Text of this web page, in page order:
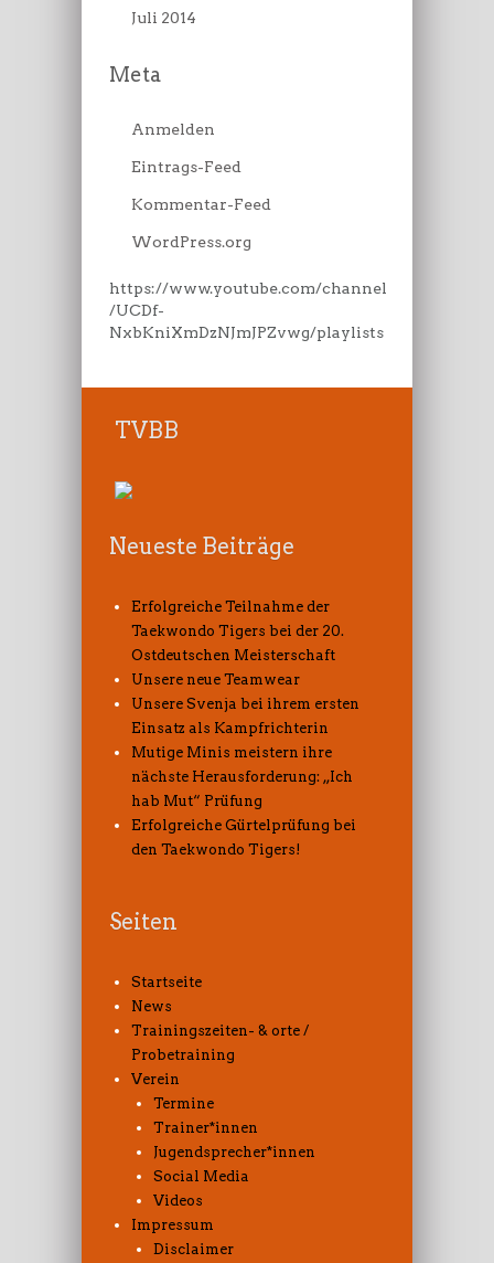
Juli 2014
Meta
Anmelden
Eintrags-Feed
Kommentar-Feed
WordPress.org
https://www.youtube.com/channel
/UCDf-
NxbKniXmDzNJmJPZvwg/playlists
TVBB
Neueste Beiträge
Erfolgreiche Teilnahme der
Taekwondo Tigers bei der 20.
Ostdeutschen Meisterschaft
Unsere neue Teamwear
Unsere Svenja bei ihrem ersten
Einsatz als Kampfrichterin
Mutige Minis meistern ihre
nächste Herausforderung: „Ich
hab Mut“ Prüfung
Erfolgreiche Gürtelprüfung bei
den Taekwondo Tigers!
Seiten
Startseite
News
Trainingszeiten- & orte /
Probetraining
Verein
Termine
Trainer*innen
Jugendsprecher*innen
Social Media
Videos
Impressum
Disclaimer